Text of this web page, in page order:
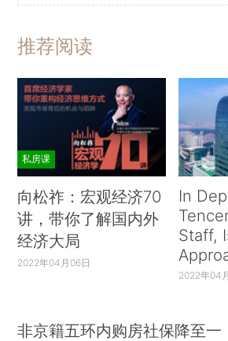
推荐阅读
私房课
向松祚：宏观经济70
讲，带你了解国内外
经济大局
2022年04月06日
In
Staff,
2022年04
非京籍五环内购房社保降至一